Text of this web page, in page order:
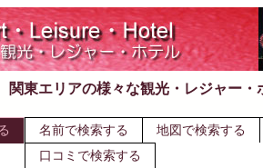
関東エリアの様々な観光・レジャー
名前で検索する
地図で検索する
口コミで検索する